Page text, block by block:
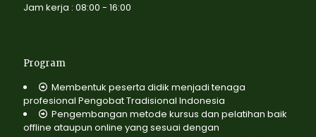
Jam kerja : 08:00 - 16:00
Program
Membentuk peserta didik menjadi tenaga
profesional Pengobat Tradisional Indonesia
Pengembangan metode kursus dan pelatihan baik
offline ataupun online yang sesuai dengan